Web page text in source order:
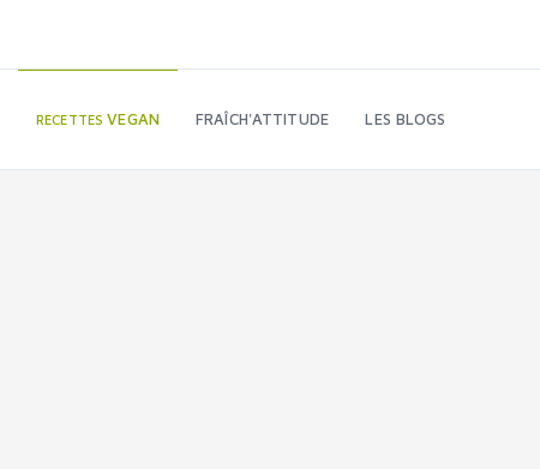
RECETTESVEGAN FRAÎCH'ATTITUDE LES BLOGS